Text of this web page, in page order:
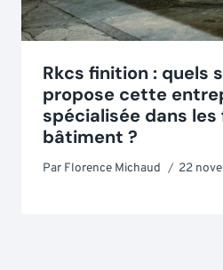
Rkcs finition : quels
propose cette
spécialisée dans
bâtiment ?
Par Florence Michaud 22